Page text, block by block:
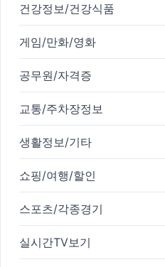
건강정보/건강식품
게임/만화/영화
공무원/자격증
교통/주차장정보
생활정보/기타
쇼핑/여행/할인
스포츠/각종경기
실시간TV보기